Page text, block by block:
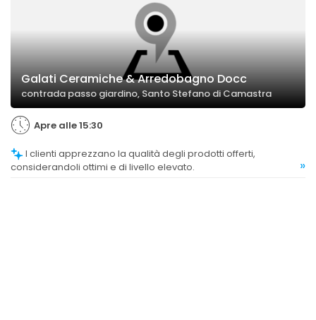
Galati Ceramiche & Arredobagno Docc
contrada passo giardino, Santo Stefano di Camastra
Apre alle 15:30
considerandoli ottimi e di livello elevato.
»